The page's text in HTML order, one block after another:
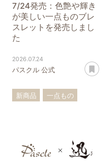
7/24発売：色艶や輝き
が美しい一点ものブレ
スレットを発売しまし
た
2026.07.24
パスクル 公式
新商品
一点もの
ラブラドライト
十勝石
翡翠